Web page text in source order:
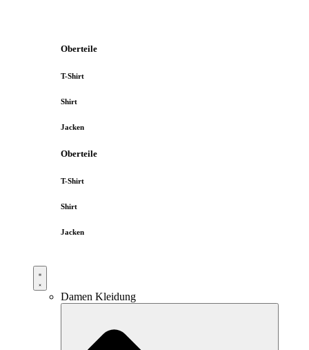
Oberteile
T-Shirt
Shirt
Jacken
Oberteile
T-Shirt
Shirt
Jacken
Damen Kleidung